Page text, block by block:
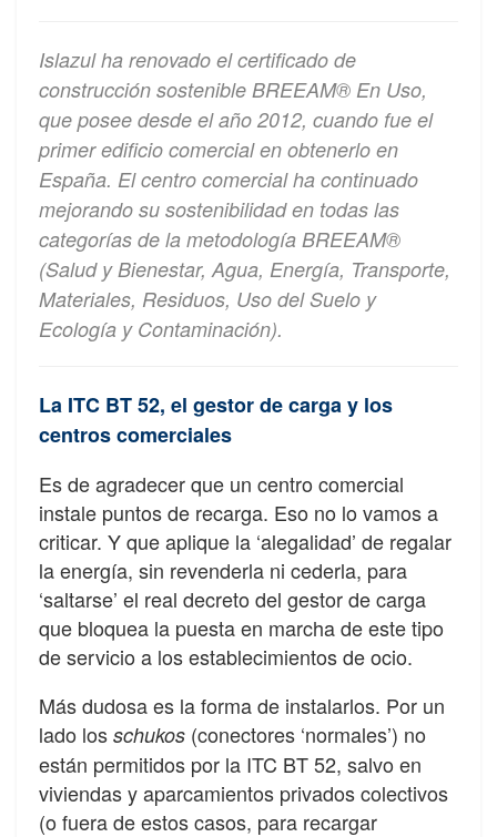
Islazul ha renovado el certificado de
construcción sostenible BREEAM® En Uso,
que posee desde el año 2012, cuando fue el
primer edificio comercial en obtenerlo en
España. El centro comercial ha continuado
mejorando su sostenibilidad en todas las
categorías de la metodología BREEAM®
(Salud y Bienestar, Agua, Energía, Transporte,
Materiales, Residuos, Uso del Suelo y
Ecología y Contaminación).
La ITC BT 52, el gestor de carga y los
centros comerciales
Es de agradecer que un centro comercial
instale puntos de recarga. Eso no lo vamos a
criticar. Y que aplique la ‘alegalidad’ de regalar
la energía, sin revenderla ni cederla, para
‘saltarse’ el real decreto del gestor de carga
que bloquea la puesta en marcha de este tipo
de servicio a los establecimientos de ocio.
Más dudosa es la forma de instalarlos. Por un
lado los schukos (conectores ‘normales’) no
están permitidos por la ITC BT 52, salvo en
viviendas y aparcamientos privados colectivos
(o fuera de estos casos, para recargar